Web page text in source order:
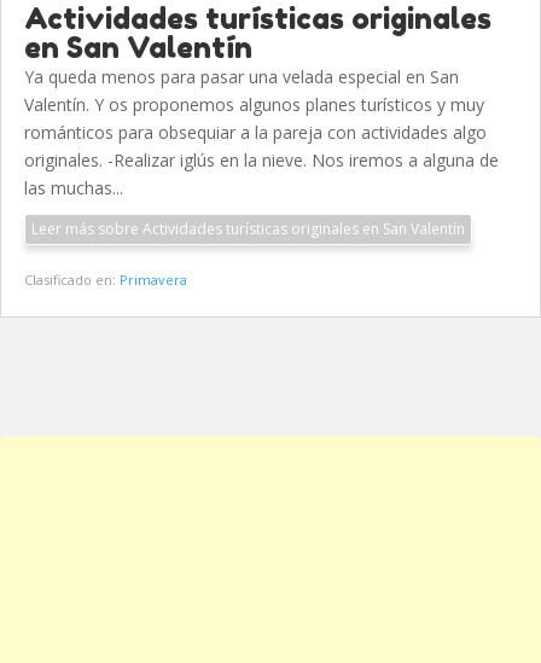
Actividades turísticas originales
en San Valentín
Ya queda menos para pasar una velada especial en San
Valentín. Y os proponemos algunos planes turísticos y muy
románticos para obsequiar a la pareja con actividades algo
originales. -Realizar iglús en la nieve. Nos iremos a alguna de
las muchas...
Leer más sobre Actividades turísticas originales en San Valentín
Clasificado en: Primavera